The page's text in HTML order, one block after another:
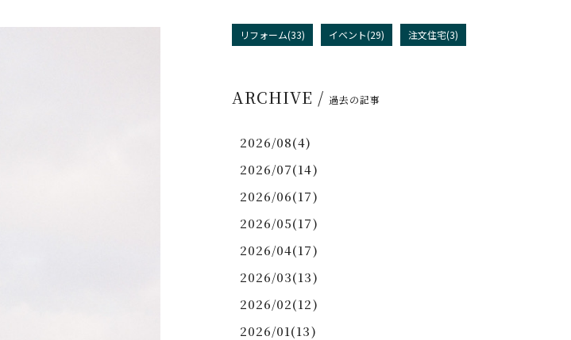
リフォーム(33) イベント(29) 注文住宅(3)
ARCHIVE / 過去の記事
2026/08(4)
2026/07(14)
2026/06(17)
2026/05(17)
2026/04(17)
2026/03(13)
2026/02(12)
2026/01(13)